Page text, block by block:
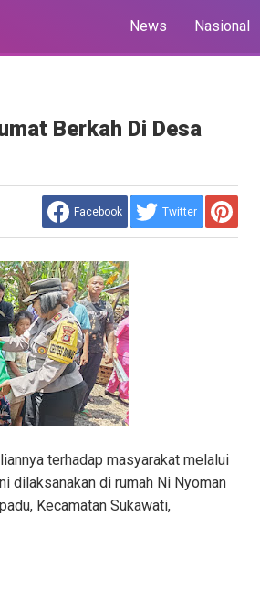
News Nasional
Berkah Di Desa
Facebook Twitter
terhadap masyarakat melalui
dilaksanakan di rumah Ni Nyoman
Kecamatan Sukawati,